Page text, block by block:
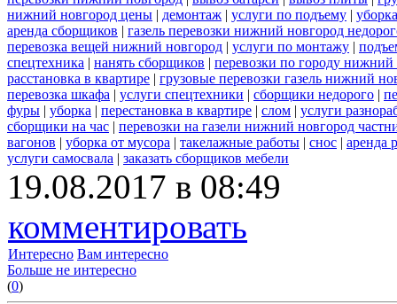
нижний новгород цены | демонтаж | услуги по подъему |
аренда сборщиков | газель перевозки нижний новгород
перевозка вещей нижний новгород | услуги по монтажу |
спецтехника | нанять сборщиков | перевозки по городу нижний
расстановка в квартире | грузовые перевозки газель нижний
перевозка шкафа | услуги спецтехники | сборщики недорого |
фуры | уборка | перестановка в квартире | слом | услуги
сборщики на час | перевозки на газели нижний новгород
вагонов | уборка от мусора | такелажные работы | снос | аренда
услуги самосвала | заказать сборщиков мебели
19.08.2017 в 08:49
комментировать
Интересно Вам интересно
Больше не интересно
(0)